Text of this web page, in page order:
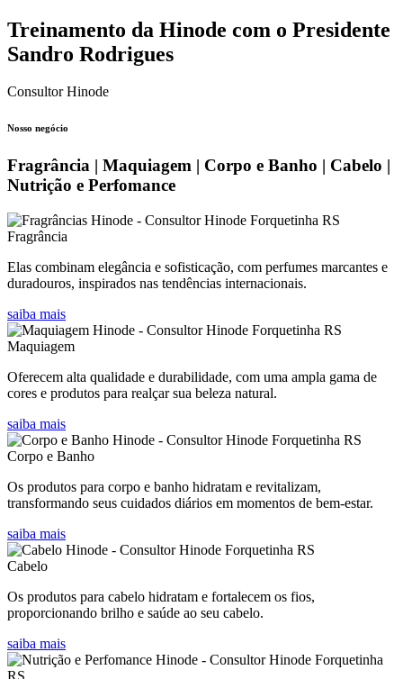
Treinamento da Hinode com o Presidente
Sandro Rodrigues
Consultor Hinode
Nosso negócio
Fragrância | Maquiagem | Corpo e Banho | Cabelo |
Nutrição e Perfomance
Fragrância
Elas combinam elegância e sofisticação, com perfumes marcantes e
duradouros, inspirados nas tendências internacionais.
saiba mais
Maquiagem
Oferecem alta qualidade e durabilidade, com uma ampla gama de
cores e produtos para realçar sua beleza natural.
saiba mais
Corpo e Banho
Os produtos para corpo e banho hidratam e revitalizam,
transformando seus cuidados diários em momentos de bem-estar.
saiba mais
Cabelo
Os produtos para cabelo hidratam e fortalecem os fios,
proporcionando brilho e saúde ao seu cabelo.
saiba mais